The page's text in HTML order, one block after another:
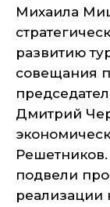
Михаила
развитию
совещания
Дмитрий
подвели
реализации